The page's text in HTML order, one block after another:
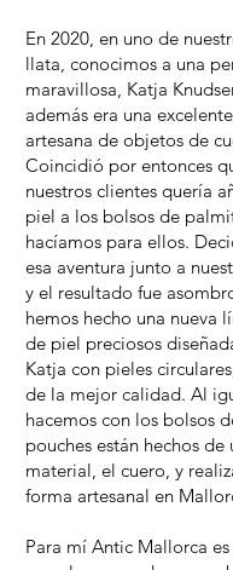
En 2020, en uno de
llata, conocimos a una
maravillosa, Katja
además era una
artesana de objetos de
Coincidió por entonces
nuestros clientes quería
piel a los bolsos de
hacíamos para ellos.
esa aventura junto a
y el resultado fue
hemos hecho una nueva
de piel preciosos
Katja con pieles
de la mejor calidad. Al
hacemos con los bolsos
pouches están hechos de
material, el cuero, y
forma artesanal en
Para mí Antic Mallorca